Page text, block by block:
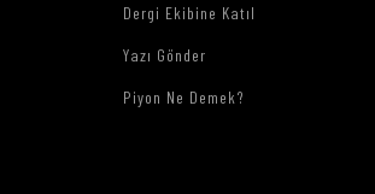
Dergi Ekibine Katıl
Yazı Gönder
Piyon Ne Demek?